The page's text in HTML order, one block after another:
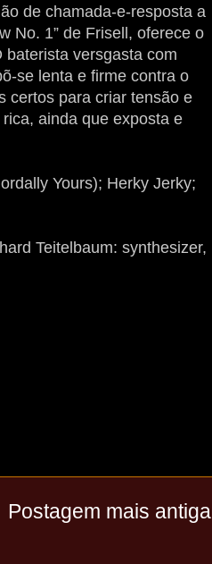
de chamada-e-resposta a
No. 1” de Frisell, oferece o
versgasta com
se lenta e firme contra o
certos para criar tensão e
ainda que exposta e
Yours); Herky Jerky;
Teitelbaum: synthesizer,
Postagem mais antiga